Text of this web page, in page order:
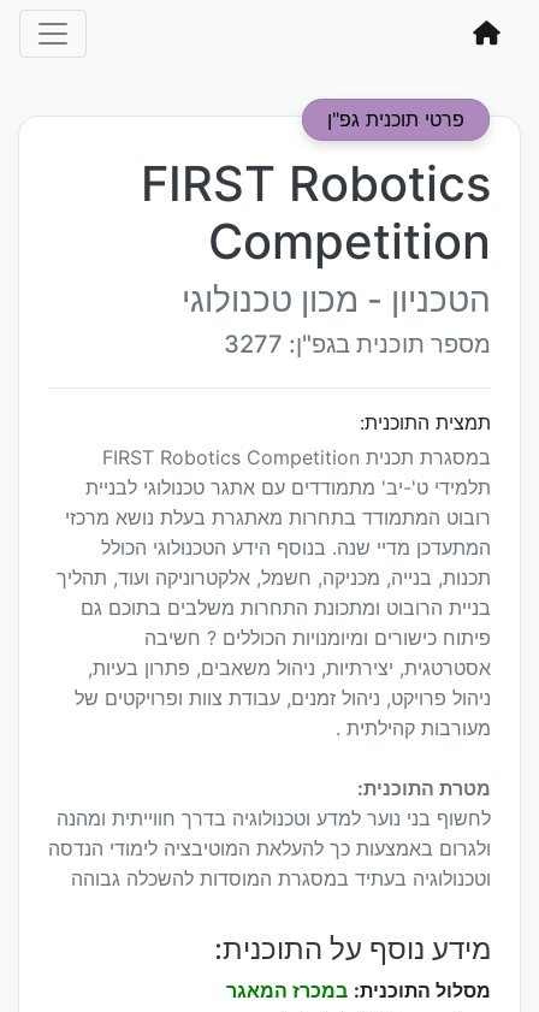
פרטי תוכנית גפ"ן
FIRST Robotics
Competition
הטכניון - מכון טכנולוגי
מספר תוכנית בגפ"ן: 3277
תמצית התוכנית:
במסגרת תכנית FIRST Robotics Competition
תלמידי ט'-יב' מתמודדים עם אתגר טכנולוגי לבניית
רובוט המתמודד בתחרות מאתגרת בעלת נושא מרכזי
המתעדכן מדיי שנה. בנוסף הידע הטכנולוגי הכולל
תכנות, בנייה, מכניקה, חשמל, אלקטרוניקה ועוד, תהליך
בניית הרובוט ומתכונת התחרות משלבים בתוכם גם
פיתוח כישורים ומיומנויות הכוללים ? חשיבה
אסטרטגית, יצירתיות, ניהול משאבים, פתרון בעיות,
ניהול פרויקט, ניהול זמנים, עבודת צוות ופרויקטים של
מעורבות קהילתית .
מטרת התוכנית:
לחשוף בני נוער למדע וטכנולוגיה בדרך חווייתית ומהנה
ולגרום באמצעות כך להעלאת המוטיבציה לימודי הנדסה
וטכנולוגיה בעתיד במסגרת המוסדות להשכלה גבוהה
מידע נוסף על התוכנית:
מסלול התוכנית: במכרז המאגר